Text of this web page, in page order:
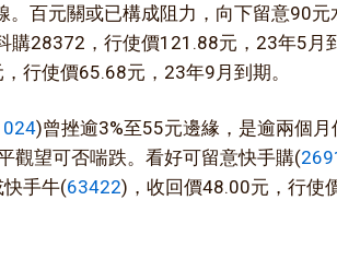
。百元關或已構成阻力，向下留意90
購28372，行使價121.88元，23年5月
行使價65.68元，23年9月到期。
)曾挫逾3%至55元邊緣，是逾兩個
觀望可否喘跌。看好可留意快手購(
手牛(63422)，收回價48.00元，行使